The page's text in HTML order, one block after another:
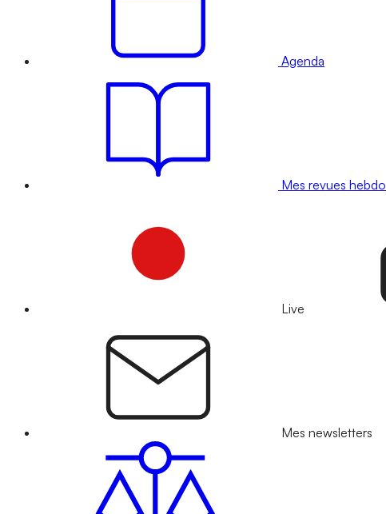
Agenda
Mes revues hebdo
Live
Mes newsletters